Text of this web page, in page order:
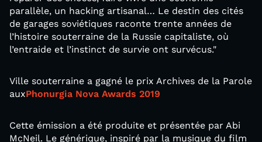
parallèle, un hacking artisanal… Le destin des cités
de garages soviétiques raconte trente années de
l’histoire souterraine de la Russie capitaliste, où
l’entraide et l’instinct de survie ont survécus."
Ville souterraine a gagné le prix Archives de la Parole
auxPhonurgia Nova Awards 2019
Cette émission a été produite et présentée par Abi
McNeil. Le générique, inspiré par la musique du film